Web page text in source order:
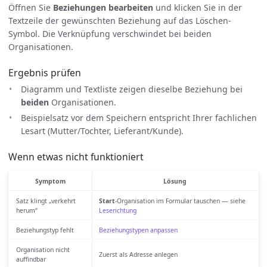
Öffnen Sie Beziehungen bearbeiten und klicken Sie in der
Textzeile der gewünschten Beziehung auf das Löschen-
Symbol. Die Verknüpfung verschwindet bei beiden
Organisationen.
Ergebnis prüfen
Diagramm und Textliste zeigen dieselbe Beziehung bei
beiden Organisationen.
Beispielsatz vor dem Speichern entspricht Ihrer fachlichen
Lesart (Mutter/Tochter, Lieferant/Kunde).
Wenn etwas nicht funktioniert
Symptom Lösung
Satz klingt „verkehrt
herum“
Start-Organisation im Formular tauschen — siehe
Leserichtung
Beziehungstyp fehlt Beziehungstypen anpassen
Organisation nicht
auffindbar
Zuerst als Adresse anlegen